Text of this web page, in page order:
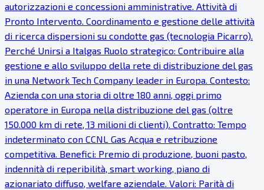
autorizzazioni e concessioni amministrative. Attività di
Pronto Intervento. Coordinamento e gestione delle attività
di ricerca dispersioni su condotte gas (tecnologia Picarro).
Perché Unirsi a Italgas Ruolo strategico: Contribuire alla
gestione e allo sviluppo della rete di distribuzione del gas
in una Network Tech Company leader in Europa. Contesto:
Azienda con una storia di oltre 180 anni, oggi primo
operatore in Europa nella distribuzione del gas (oltre
150.000 km di rete, 13 milioni di clienti). Contratto: Tempo
indeterminato con CCNL Gas Acqua e retribuzione
competitiva. Benefici: Premio di produzione, buoni pasto,
indennità di reperibilità, smart working, piano di
azionariato diffuso, welfare aziendale. Valori: Parità di